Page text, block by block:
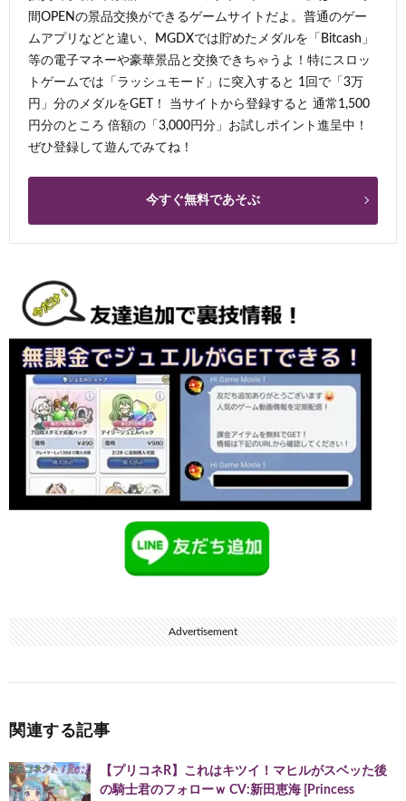
間OPENの景品交換ができるゲームサイトだよ。普通のゲー
ムアプリなどと違い、MGDXでは貯めたメダルを「Bitcash」
等の電子マネーや豪華景品と交換できちゃうよ！特にスロッ
トゲームでは「ラッシュモード」に突入すると 1回で「3万
円」分のメダルをGET！ 当サイトから登録すると 通常1,500
円分のところ 倍額の「3,000円分」お試しポイント進呈中！
ぜひ登録して遊んでみてね！
今すぐ無料であそぶ
Advertisement
関連する記事
【プリコネR】これはキツイ！マヒルがスベッた後
の騎士君のフォローｗ CV:新田恵海 [Princess